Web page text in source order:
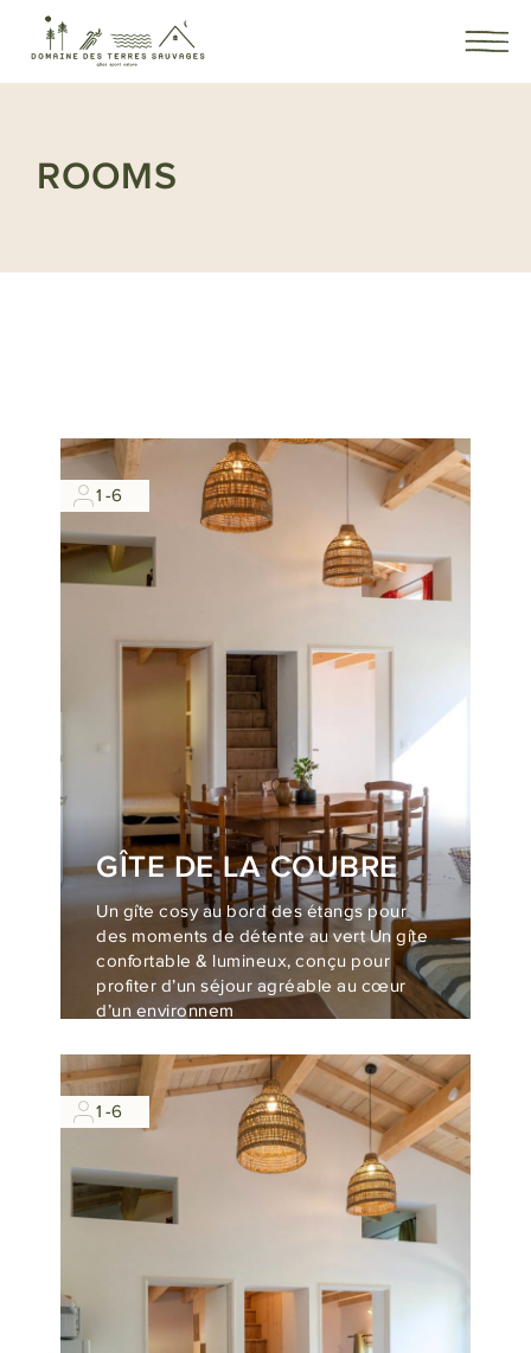
ROOMS
1-6
GÎTE DE LA COUBRE
Un gîte cosy au bord des étangs pour
des moments de détente au vert Un gîte
confortable & lumineux, conçu pour
profiter d’un séjour agréable au cœur
d’un environnem
1-6